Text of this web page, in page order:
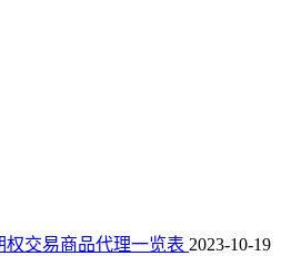
交易商品代理一览表 2023-10-19